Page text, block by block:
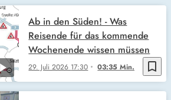
bookmark_border
29. Juli 2026 17:30 03:35 Min.
Ab in den Süden! - Was
Reisende für das kommende
Wochenende wissen müssen